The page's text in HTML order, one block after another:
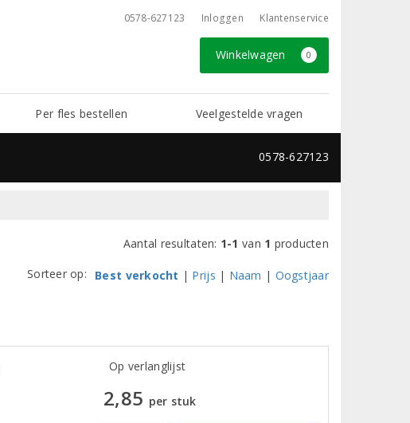
0578-627123 Inloggen Klantenservice
Winkelwagen 0
Per fles bestellen Veelgestelde vragen
0578-627123
Aantal resultaten: 1-1 van 1 producten
Sorteer op: Best verkocht | Prijs | Naam | Oogstjaar
Op verlanglijst
2,85 per stuk